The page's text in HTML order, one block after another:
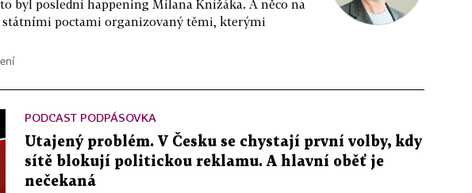
byl poslední happening Milana Knížáka. A něco na
státními poctami organizovaný těmi, kterými
PODCAST PODPÁSOVKA
Utajený problém. V Česku se chystají první volby, kdy
sítě blokují politickou reklamu. A hlavní oběť je
nečekaná